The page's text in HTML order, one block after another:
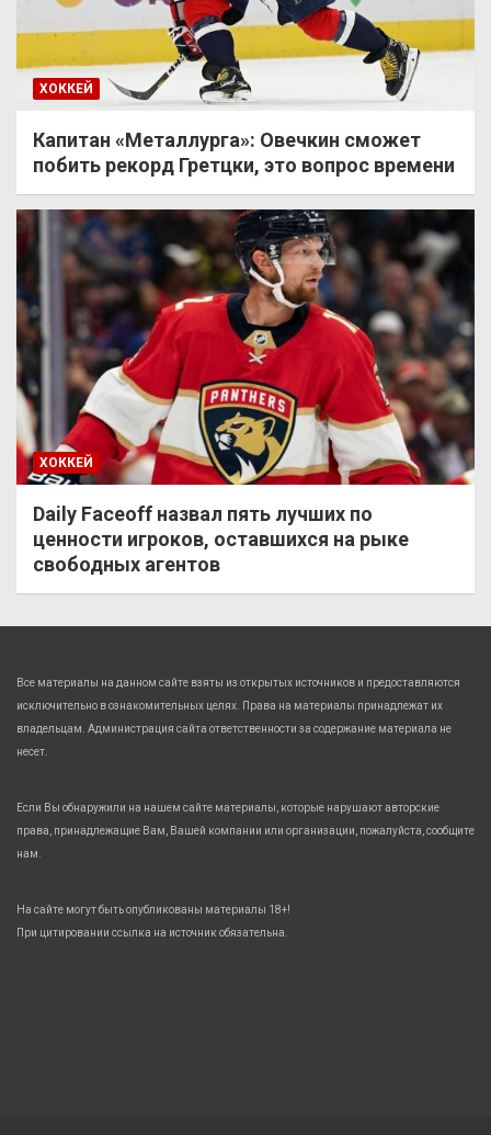
ХОККЕЙ
Капитан «Металлурга»: Овечкин сможет
побить рекорд Гретцки, это вопрос времени
ХОККЕЙ
Daily Faceoff назвал пять лучших по
ценности игроков, оставшихся на рыке
свободных агентов
Все материалы на данном сайте взяты из открытых источников и предоставляются
исключительно в ознакомительных целях. Права на материалы принадлежат их
владельцам. Администрация сайта ответственности за содержание материала не
несет.
Если Вы обнаружили на нашем сайте материалы, которые нарушают авторские
права, принадлежащие Вам, Вашей компании или организации, пожалуйста, сообщите
нам.
На сайте могут быть опубликованы материалы 18+!
При цитировании ссылка на источник обязательна.